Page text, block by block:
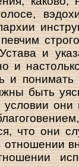
и
и
и понимать
быть
условии
что они
отношении